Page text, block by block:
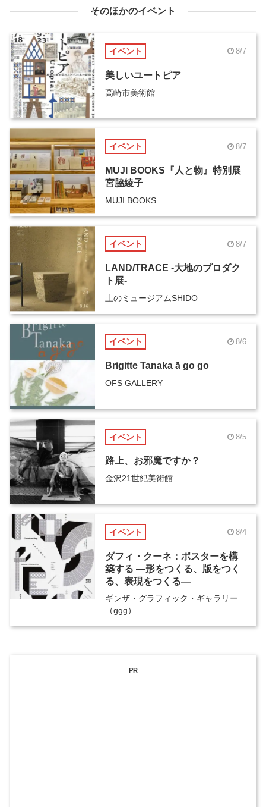
そのほかのイベント
イベント 8/7
美しいユートピア
高崎市美術館
イベント 8/7
MUJI BOOKS『人と物』特別展
宮脇綾子
MUJI BOOKS
イベント 8/7
LAND/TRACE -大地のプロダク
ト展-
土のミュージアムSHIDO
イベント 8/6
Brigitte Tanaka ā go go
OFS GALLERY
イベント 8/5
路上、お邪魔ですか？
金沢21世紀美術館
イベント 8/4
ダフィ・クーネ：ポスターを構
築する ―形をつくる、版をつく
る、表現をつくる―
ギンザ・グラフィック・ギャラリー
（ggg）
PR